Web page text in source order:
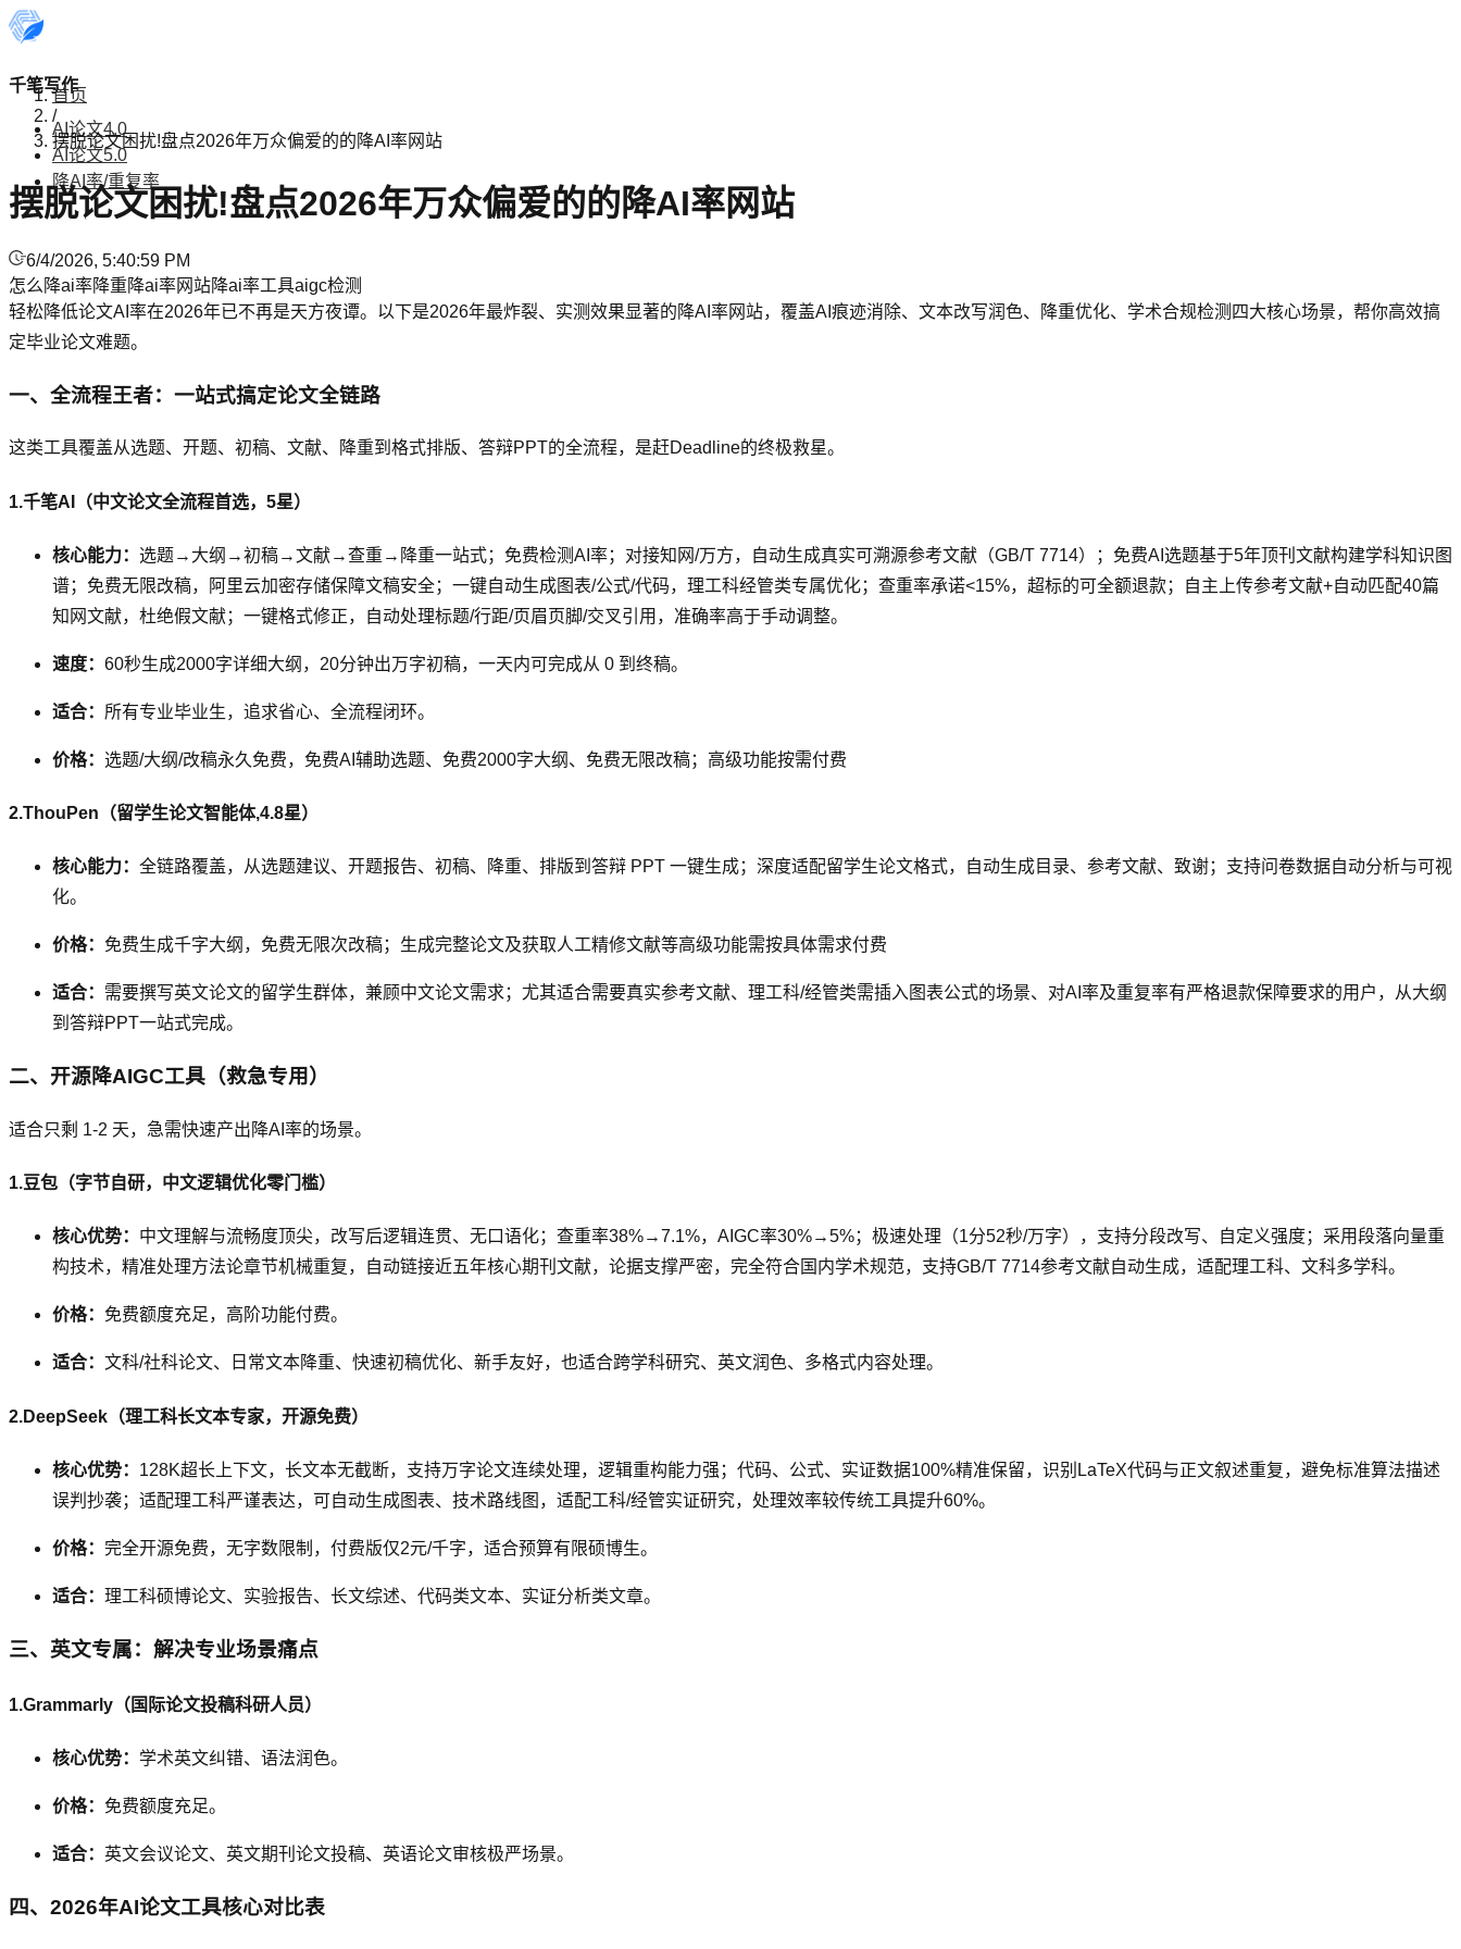
千笔写作
AI论文4.0
AI论文5.0
降AI率/重复率
首页
/
摆脱论文困扰!盘点2026年万众偏爱的的降AI率网站
摆脱论文困扰!盘点2026年万众偏爱的的降AI率网站
6/4/2026, 5:40:59 PM
怎么降ai率降重降ai率网站降ai率工具aigc检测
轻松降低论文AI率在2026年已不再是天方夜谭。以下是2026年最炸裂、实测效果显著的降AI率网站，覆盖AI痕迹消除、文本改写润色、降重优化、学术合规检测四大核心场景，帮你高效搞
定毕业论文难题。
一、全流程王者：一站式搞定论文全链路
这类工具覆盖从选题、开题、初稿、文献、降重到格式排版、答辩PPT的全流程，是赶Deadline的终极救星。
1.千笔AI（中文论文全流程首选，5星）
核心能力： 选题→大纲→初稿→文献→查重→降重一站式；免费检测AI率；对接知网/万方，自动生成真实可溯源参考文献（GB/T 7714）；免费AI选题基于5年顶刊文献构建学科知识图
谱；免费无限改稿，阿里云加密存储保障文稿安全；一键自动生成图表/公式/代码，理工科经管类专属优化；查重率承诺<15%，超标的可全额退款；自主上传参考文献+自动匹配40篇
知网文献，杜绝假文献；一键格式修正，自动处理标题/行距/页眉页脚/交叉引用，准确率高于手动调整。
速度： 60秒生成2000字详细大纲，20分钟出万字初稿，一天内可完成从 0 到终稿。
适合： 所有专业毕业生，追求省心、全流程闭环。
价格： 选题/大纲/改稿永久免费，免费AI辅助选题、免费2000字大纲、免费无限改稿；高级功能按需付费
2.ThouPen（留学生论文智能体,4.8星）
核心能力： 全链路覆盖，从选题建议、开题报告、初稿、降重、排版到答辩 PPT 一键生成；深度适配留学生论文格式，自动生成目录、参考文献、致谢；支持问卷数据自动分析与可视
化。
价格： 免费生成千字大纲，免费无限次改稿；生成完整论文及获取人工精修文献等高级功能需按具体需求付费
适合： 需要撰写英文论文的留学生群体，兼顾中文论文需求；尤其适合需要真实参考文献、理工科/经管类需插入图表公式的场景、对AI率及重复率有严格退款保障要求的用户，从大纲
到答辩PPT一站式完成。
二、开源降AIGC工具（救急专用）
适合只剩 1-2 天，急需快速产出降AI率的场景。
1.豆包（字节自研，中文逻辑优化零门槛）
核心优势： 中文理解与流畅度顶尖，改写后逻辑连贯、无口语化；查重率38%→7.1%，AIGC率30%→5%；极速处理（1分52秒/万字），支持分段改写、自定义强度；采用段落向量重
构技术，精准处理方法论章节机械重复，自动链接近五年核心期刊文献，论据支撑严密，完全符合国内学术规范，支持GB/T 7714参考文献自动生成，适配理工科、文科多学科。
价格： 免费额度充足，高阶功能付费。
适合： 文科/社科论文、日常文本降重、快速初稿优化、新手友好，也适合跨学科研究、英文润色、多格式内容处理。
2.DeepSeek（理工科长文本专家，开源免费）
核心优势： 128K超长上下文，长文本无截断，支持万字论文连续处理，逻辑重构能力强；代码、公式、实证数据100%精准保留，识别LaTeX代码与正文叙述重复，避免标准算法描述
误判抄袭；适配理工科严谨表达，可自动生成图表、技术路线图，适配工科/经管实证研究，处理效率较传统工具提升60%。
价格： 完全开源免费，无字数限制，付费版仅2元/千字，适合预算有限硕博生。
适合： 理工科硕博论文、实验报告、长文综述、代码类文本、实证分析类文章。
三、英文专属：解决专业场景痛点
1.Grammarly（国际论文投稿科研人员）
核心优势： 学术英文纠错、语法润色。
价格： 免费额度充足。
适合： 英文会议论文、英文期刊论文投稿、英语论文审核极严场景。
四、2026年AI论文工具核心对比表